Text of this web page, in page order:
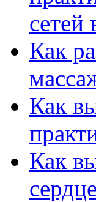
сетей
Как
Как
Как